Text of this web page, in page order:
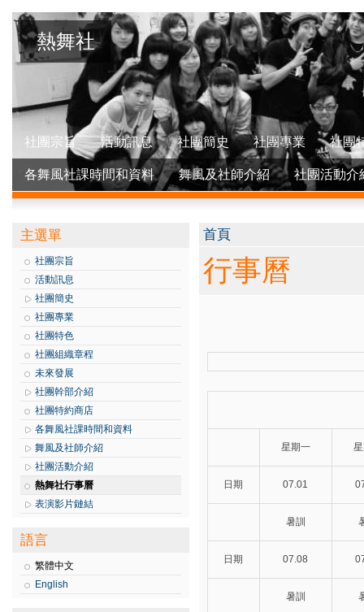
熱舞社
社團宗旨 活動訊息 社團簡史 社團專業 社團
各舞風社課時間和資料 舞風及社師介紹 社團活動介
主選單
社團宗旨
活動訊息
社團簡史
社團專業
社團特色
社團組織章程
未來發展
社團幹部介紹
社團特約商店
各舞風社課時間和資料
舞風及社師介紹
社團活動介紹
熱舞社行事曆
表演影片鏈結
語言
繁體中文
English
您在這裡
首頁
行事曆
星期一
日期 07.01
暑訓
日期 07.08
暑訓